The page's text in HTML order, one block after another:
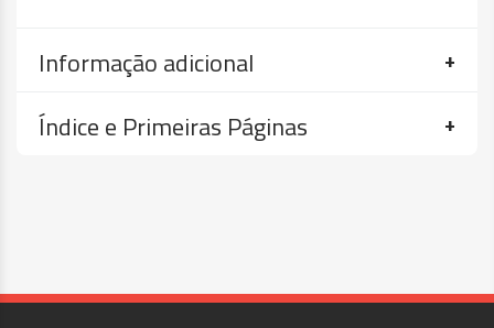
Informação adicional
Índice e Primeiras Páginas